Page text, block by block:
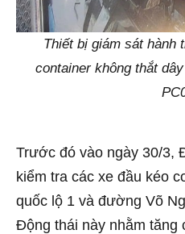
Thiết bị giám sát hành
container không thắt
Trước đó vào ngày 30/3,
kiểm tra các xe đầu kéo
quốc lộ 1 và đường Võ
Động thái này nhằm tăng